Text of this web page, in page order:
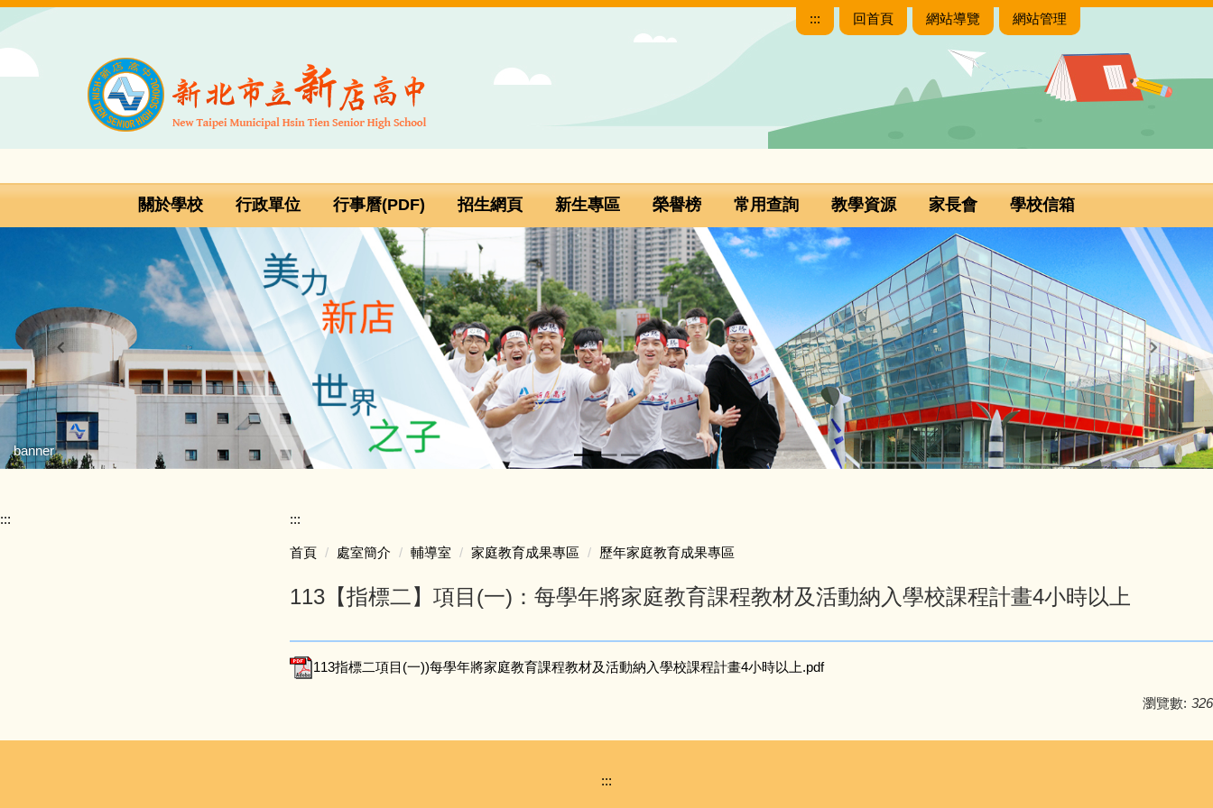
主
::: 回首頁 網站導覽 網站管理
關於學校 行政單位 行事曆(PDF) 招生網頁 新生專區 榮譽榜 常用查詢 教學資源 家長會 學校信箱
banner
::: :::
首頁 處室簡介 輔導室 家庭教育成果專區 歷年家庭教育成果專區
113【指標二】項目(一)：每學年將家庭教育課程教材及活動納入學校課程計畫4小時以上
113指標二項目(一))每學年將家庭教育課程教材及活動納入學校課程計畫4小時以上.pdf
瀏覽數: 326
:::